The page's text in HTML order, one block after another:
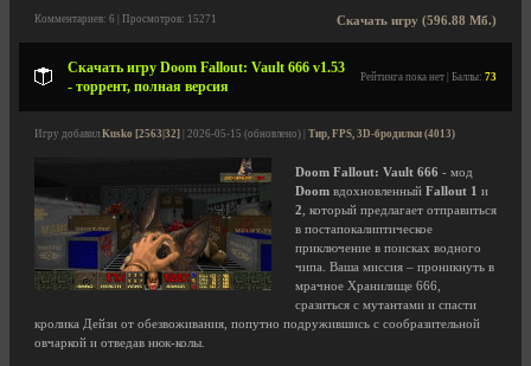
Скачать игру (596.88 Мб.)
Комментариев: 6 | Просмотров: 15271
Скачать игру Doom Fallout: Vault 666 v1.53
- торрент, полная версия
Рейтинга пока нет | Баллы: 73
Игру добавил Kusko [2563|32] | 2026-05-15 (обновлено) | Тир, FPS, 3D-бродилки (4013)
Doom Fallout: Vault 666 - мод
Doom вдохновленный Fallout 1 и
2 , который предлагает отправиться
в постапокалиптическое
приключение в поисках водного
чипа. Ваша миссия – проникнуть в
мрачное Хранилище 666,
сразиться с мутантами и спасти
кролика Дейзи от обезвоживания, попутно подружившись с сообразительной
овчаркой и отведав нюк-колы.